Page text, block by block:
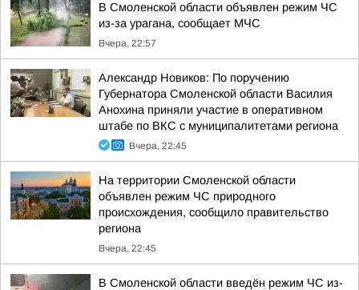
В Смоленской области объявлен режим ЧС
из-за урагана, сообщает МЧС
Вчера, 22:57
Александр Новиков: По поручению
Губернатора Смоленской области Василия
Анохина приняли участие в оперативном
штабе по ВКС с муниципалитетами региона
Вчера, 22:45
На территории Смоленской области
объявлен режим ЧС природного
происхождения, сообщило правительство
региона
Вчера, 22:45
В Смоленской области введён режим ЧС из-